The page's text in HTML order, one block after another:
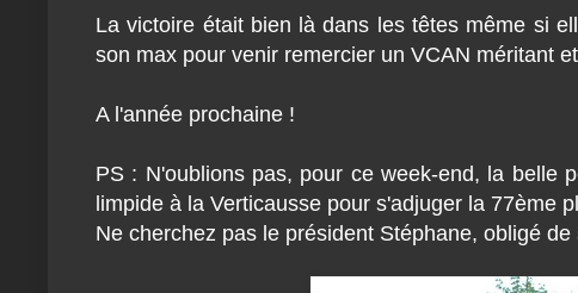
La victoire était bien là dans les têtes même si
son max pour venir remercier un VCAN méritant
A l'année prochaine !
PS : N'oublions pas, pour ce week-end, la belle
limpide à la Verticausse pour s'adjuger la 77ème
Ne cherchez pas le président Stéphane, obligé